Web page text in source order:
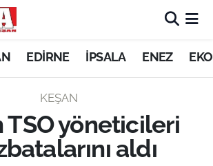
EDİRNE İPSALA ENEZ
KEŞAN
TSO yöneticileri
aldı